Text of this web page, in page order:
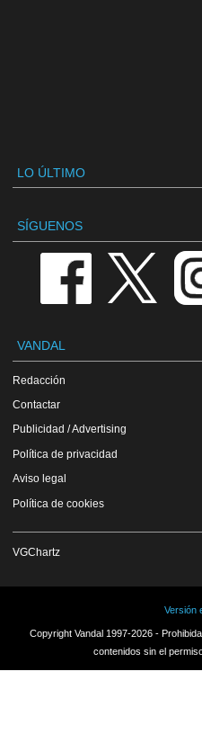
LO ÚLTIMO
SÍGUENOS
VANDAL
Redacción
Contactar
Publicidad / Advertising
Política de privacidad
Aviso legal
Política de cookies
VGChartz
Versión
Copyright Vandal 1997-2026 -
contenidos sin el